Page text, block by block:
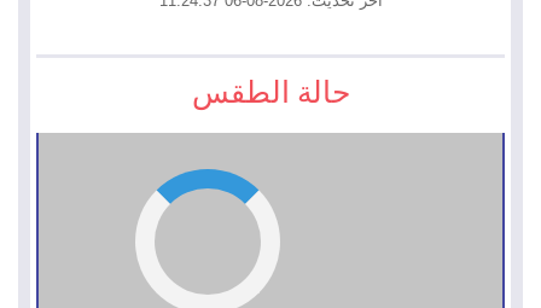
حالة الطقس